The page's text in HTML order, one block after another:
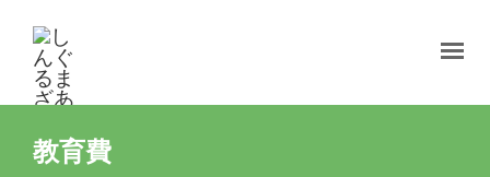
教育費